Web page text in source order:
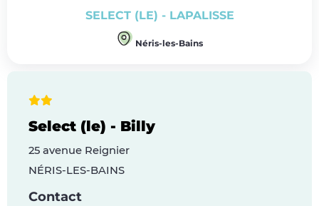
SELECT (LE) - LAPALISSE
Néris-les-Bains
Select (le) - Billy
25 avenue Reignier
NÉRIS-LES-BAINS
Contact